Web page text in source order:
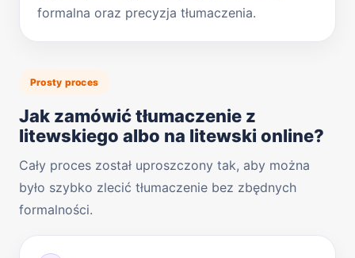
formalna oraz precyzja tłumaczenia.
Prosty proces
Jak zamówić tłumaczenie z
litewskiego albo na litewski online?
Cały proces został uproszczony tak, aby można
było szybko zlecić tłumaczenie bez zbędnych
formalności.